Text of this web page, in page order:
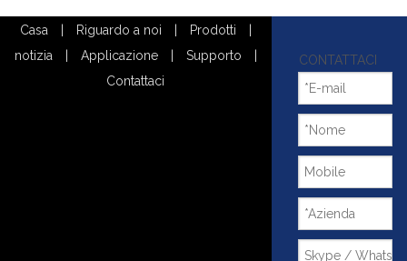
Casa Riguardo a noi Prodotti
notizia
Applicazione Supporto
Contattaci
CONTATTACI